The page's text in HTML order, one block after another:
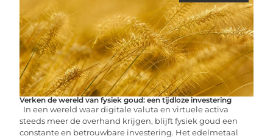
Verken de wereld van fysiek goud: een tijdloze investering
In een wereld waar digitale valuta en virtuele activa
steeds meer de overhand krijgen, blijft fysiek goud een
constante en betrouwbare investering. Het edelmetaal